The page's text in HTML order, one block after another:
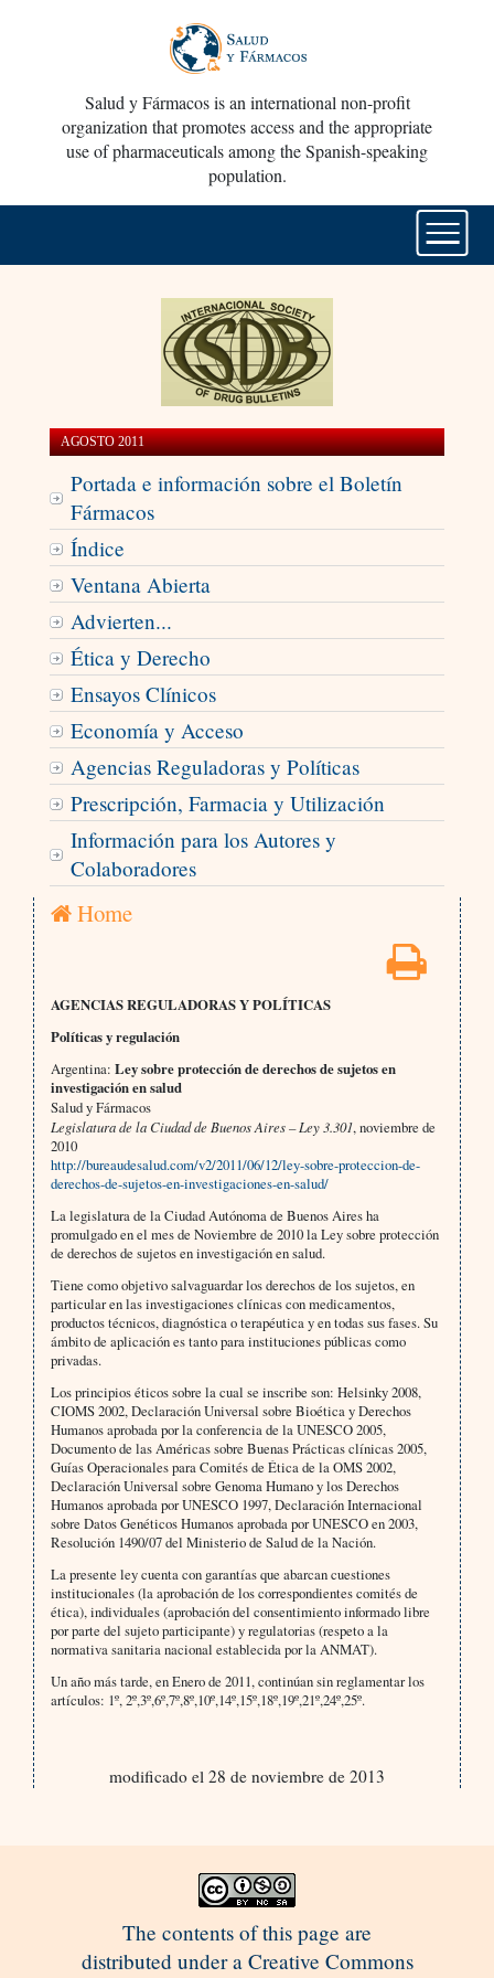
Salud y Fármacos is an international non-profit
organization that promotes access and the appropriate
use of pharmaceuticals among the Spanish-speaking
population.
AGOSTO 2011
Portada e información sobre el Boletín
Fármacos
Índice
Ventana Abierta
Advierten...
Ética y Derecho
Ensayos Clínicos
Economía y Acceso
Agencias Reguladoras y Políticas
Prescripción, Farmacia y Utilización
Información para los Autores y
Colaboradores
Home
AGENCIAS REGULADORAS Y POLÍTICAS
Políticas y regulación
Argentina: Ley sobre protección de derechos de sujetos en
investigación en salud
Salud y Fármacos
Legislatura de la Ciudad de Buenos Aires – Ley 3.301, noviembre de
2010
http://bureaudesalud.com/v2/2011/06/12/ley-sobre-proteccion-de-
derechos-de-sujetos-en-investigaciones-en-salud/
La legislatura de la Ciudad Autónoma de Buenos Aires ha
promulgado en el mes de Noviembre de 2010 la Ley sobre protección
de derechos de sujetos en investigación en salud.
Tiene como objetivo salvaguardar los derechos de los sujetos, en
particular en las investigaciones clínicas con medicamentos,
productos técnicos, diagnóstica o terapéutica y en todas sus fases. Su
ámbito de aplicación es tanto para instituciones públicas como
privadas.
Los principios éticos sobre la cual se inscribe son: Helsinky 2008,
CIOMS 2002, Declaración Universal sobre Bioética y Derechos
Humanos aprobada por la conferencia de la UNESCO 2005,
Documento de las Américas sobre Buenas Prácticas clínicas 2005,
Guías Operacionales para Comités de Ética de la OMS 2002,
Declaración Universal sobre Genoma Humano y los Derechos
Humanos aprobada por UNESCO 1997, Declaración Internacional
sobre Datos Genéticos Humanos aprobada por UNESCO en 2003,
Resolución 1490/07 del Ministerio de Salud de la Nación.
La presente ley cuenta con garantías que abarcan cuestiones
institucionales (la aprobación de los correspondientes comités de
ética), individuales (aprobación del consentimiento informado libre
por parte del sujeto participante) y regulatorias (respeto a la
normativa sanitaria nacional establecida por la ANMAT).
Un año más tarde, en Enero de 2011, continúan sin reglamentar los
artículos: 1º, 2º,3º,6º,7º,8º,10º,14º,15º,18º,19º,21º,24º,25º.
modificado el 28 de noviembre de 2013
The contents of this page are
distributed under a Creative Commons